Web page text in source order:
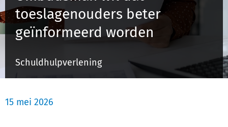
Inloggen
Registreren
toeslagenouders beter
geïnformeerd worden
Schuldhulpverlening
15 mei 2026